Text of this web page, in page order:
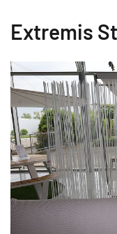
Extremis